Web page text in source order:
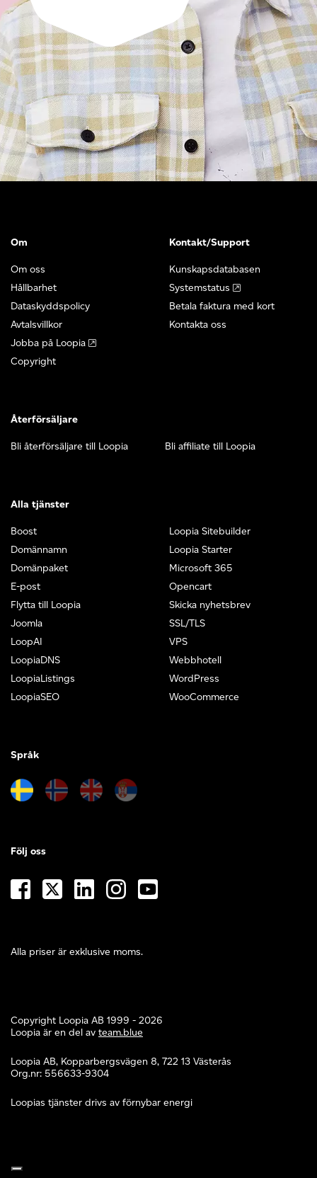
Om
Om oss
Hållbarhet
Dataskyddspolicy
Avtalsvillkor
Jobba på Loopia
Copyright
Kontakt/Support
Kunskapsdatabasen
Systemstatus
Betala faktura med kort
Kontakta oss
Återförsäljare
Bli återförsäljare till Loopia Bli affiliate till Loopia
Alla tjänster
Boost
Domännamn
Domänpaket
E-post
Flytta till Loopia
Joomla
LoopAI
LoopiaDNS
LoopiaListings
LoopiaSEO
Loopia Sitebuilder
Loopia Starter
Microsoft 365
Opencart
Skicka nyhetsbrev
SSL/TLS
VPS
Webbhotell
WordPress
WooCommerce
Språk
Alla priser är exklusive moms.
Följ oss
Copyright Loopia AB 1999 - 2026
Loopia är en del av team.blue
Loopia AB, Kopparbergsvägen 8, 722 13 Västerås
Org.nr: 556633-9304
Loopias tjänster drivs av förnybar energi